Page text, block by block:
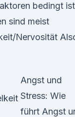
bedingt
sind meist
Nervosität
Angst und
Stress: Wie
führt Angst